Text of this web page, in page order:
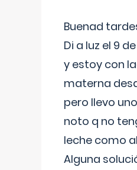
Buenad
Di a luz el 9
y estoy con
materna
pero llevo
noto q no
leche como
Alguna